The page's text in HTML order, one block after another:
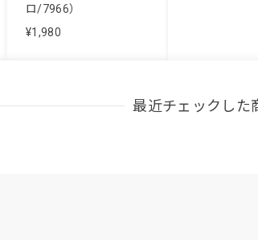
ロ/7966）
¥1,980
最近チェックした